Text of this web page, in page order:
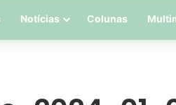
Notícias Colunas